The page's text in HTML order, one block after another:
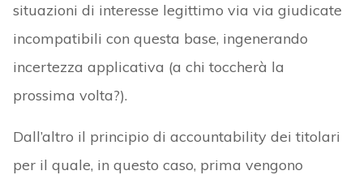
situazioni di interesse legittimo via via giudicate
incompatibili con questa base, ingenerando
incertezza applicativa (a chi toccherà la
prossima volta?).
Dall’altro il principio di accountability dei titolari
per il quale, in questo caso, prima vengono